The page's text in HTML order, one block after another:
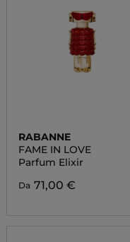
RABANNE
FAME IN LOVE
Parfum Elixir
Da 71,00 €